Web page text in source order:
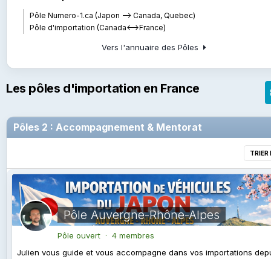
Pôle Numero-1.ca (Japon --> Canada, Quebec)
Pôle d'importation (Canada<-->France)
Vers l'annuaire des Pôles
Les pôles d'importation en France
Pôles 2 : Accompagnement & Mentorat
TRIER
Pôle Auvergne-Rhône-Alpes
Pôle ouvert · 4 membres
Julien vous guide et vous accompagne dans vos importations